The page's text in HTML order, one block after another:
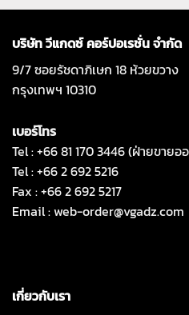
บริษัท วีแกดซ์ คอร์ปอเรชั่น จำกัด
9/7 ซอยรัชดาภิเษก 18 ห้วยขวาง
กรุงเทพฯ 10310
เบอร์โทร
Tel : +66 81 170 3446 (ฝ่ายขายอ
Tel : +66 2 692 5216
Fax : +66 2 692 5217
Email :web-order@vgadz.com
เกี่ยวกับเรา